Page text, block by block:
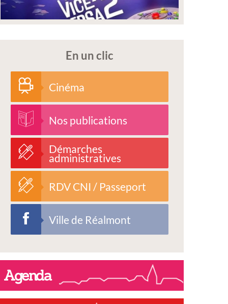
En un clic
Cinéma
Nos publications
Démarches
administratives
RDV CNI / Passeport
Ville de Réalmont
Agenda